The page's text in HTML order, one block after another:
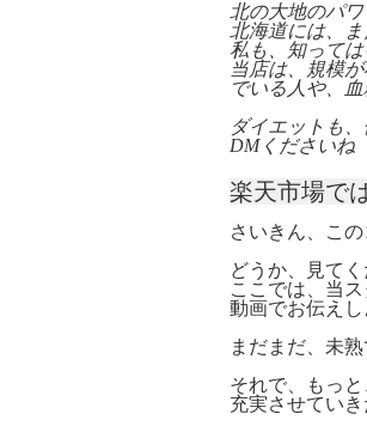
北の大地のパ
北海道には、
私も、知って
当店は、規模
でいる人や、
ダイエットも
DMくださいね
楽天市場で
さいきん、こ
どうか、見て
ここでは、当
動画でお伝え
まだまだ、未
それで、もっ
充実させていき